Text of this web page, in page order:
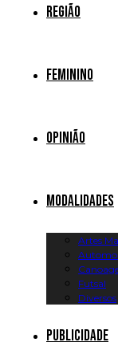
Região
Feminino
Opinião
Modalidades
Artes
Futsal
Diversos
Publicidade